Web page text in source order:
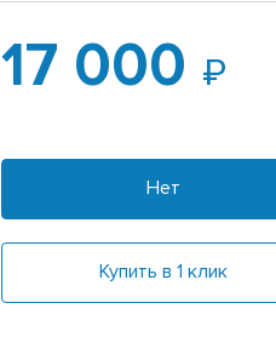
17 000
Нет
Купить в 1 клик